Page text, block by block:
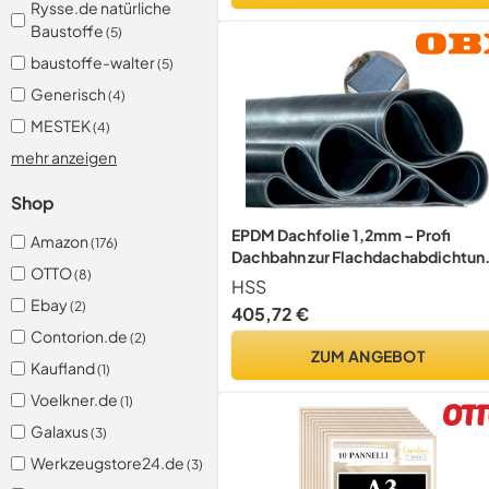
Rysse.de natürliche
Baustoffe (5)
baustoffe-walter(5)
Generisch (4)
MESTEK(4)
mehr anzeigen
Shop
Amazon (176)
OTTO(8)
Ebay(2)
Contorion.de (2)
Kaufland(1)
Voelkner.de (1)
Galaxus(3)
Werkzeugstore24.de (3)
EPDM Dachfolie 1,2mm – Profi
Dachbahn zur
50+ Jahre Lebensdauer & 20 Jahre
Materialgarantie | UV-beständige
EPDM Folie für Gartenhaus, Carport,
HSS
405,72 €
ZUM ANGEBOT